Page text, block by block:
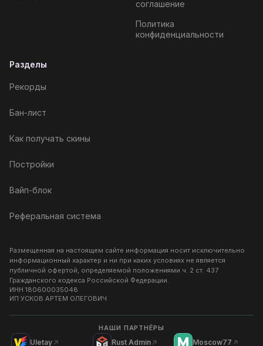
соглашение
Политика
конфиденциальности
Разделы
Рекорды
Бан-лист
Как получать скины
Постройки
Вайп-блок
Реферальная система
Размещенная на настоящем сайте информация носит исключительно
информационный характер и ни при каких условиях не является
публичной офертой, определяемой положениями ч. 2 ст. 437
Гражданского кодекса Российской Федерации.
ИНН 180600035048
ИП УСКОВ АРТЕМ ОЛЕГОВИЧ
НАШИ ПАРТНЁРЫ
Uletay Rust Admin Moscow77